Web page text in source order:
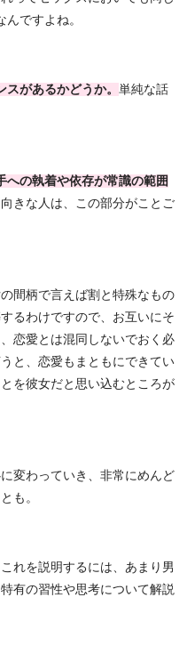
ですよね。
があるかどうか。 単純な話
への執着や依存が常識の範囲
きな人は、この部分がことご
間柄で言えば割と特殊なもの
るわけですので、お互いにそ
恋愛とは混同しないでおく必
と、恋愛もまともにできてい
を彼女だと思い込むところが
変わっていき、非常にめんど
も。
れを説明するには、あまり男
有の習性や思考について解説